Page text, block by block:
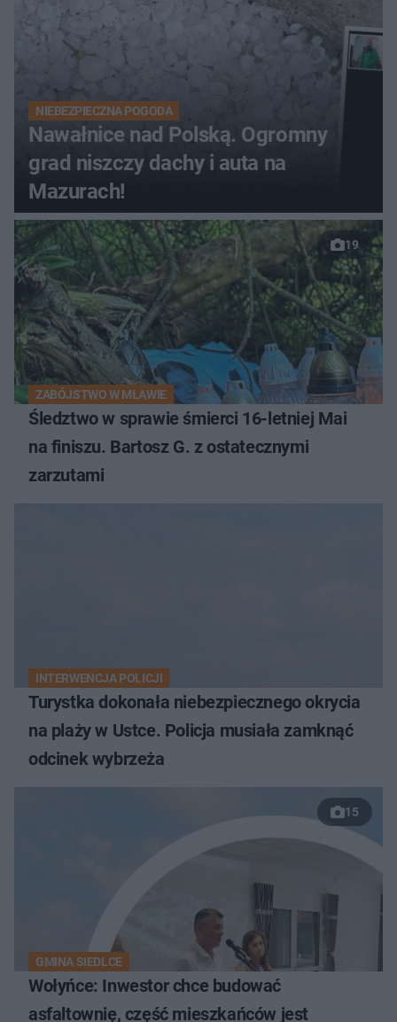
NIEBEZPIECZNA POGODA
Nawałnice nad Polską. Ogromny
grad niszczy dachy i auta na
Mazurach!
19
ZABÓJSTWO W MŁAWIE
Śledztwo w sprawie śmierci 16-letniej Mai
na finiszu. Bartosz G. z ostatecznymi
zarzutami
INTERWENCJA POLICJI
Turystka dokonała niebezpiecznego okrycia
na plaży w Ustce. Policja musiała zamknąć
odcinek wybrzeża
15
GMINA SIEDLCE
Wołyńce: Inwestor chce budować
asfaltownię, część mieszkańców jest